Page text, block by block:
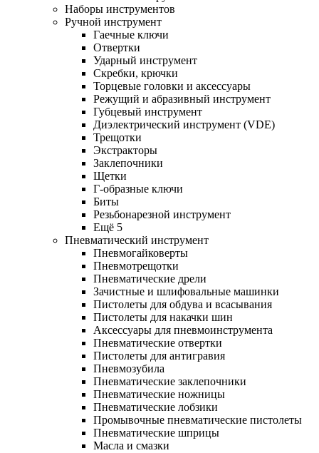
Наборы инструментов
Ручной инструмент
Гаечные ключи
Отвертки
Ударный инструмент
Скребки, крючки
Торцевые головки и аксессуары
Режущий и абразивный инструмент
Губцевый инструмент
Диэлектрический инструмент (VDE)
Трещотки
Экстракторы
Заклепочники
Щетки
Г-образные ключи
Биты
Резьбонарезной инструмент
Ещё 5
Пневматический инструмент
Пневмогайковерты
Пневмотрещотки
Пневматические дрели
Зачистные и шлифовальные машинки
Пистолеты для обдува и всасывания
Пистолеты для накачки шин
Аксессуары для пневмоинструмента
Пневматические отвертки
Пистолеты для антигравия
Пневмозубила
Пневматические заклепочники
Пневматические ножницы
Пневматические лобзики
Промывочные пневматические пистолеты
Пневматические шприцы
Масла и смазки